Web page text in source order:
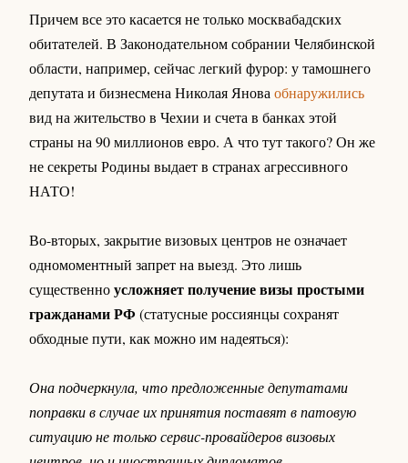
Причем все это касается не только москвабадских
обитателей. В Законодательном собрании Челябинской
области, например, сейчас легкий фурор: у тамошнего
депутата и бизнесмена Николая Янова обнаружились
вид на жительство в Чехии и счета в банках этой
страны на 90 миллионов евро. А что тут такого? Он же
не секреты Родины выдает в странах агрессивного
НАТО!
Во-вторых, закрытие визовых центров не означает
одномоментный запрет на выезд. Это лишь
существенноусложняет получение визы простыми
гражданами РФ (статусные россиянцы сохранят
обходные пути, как можно им надеяться):
Она подчеркнула, что предложенные депутатами
поправки в случае их принятия поставят в патовую
ситуацию не только сервис-провайдеров визовых